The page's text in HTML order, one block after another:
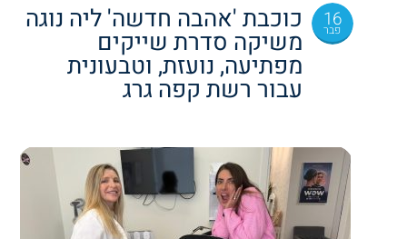
16
פבר כוכבת 'אהבה חדשה' ליה נוגה
משיקה סדרת שייקים
מפתיעה, נועזת, וטבעונית
עבור רשת קפה גרג